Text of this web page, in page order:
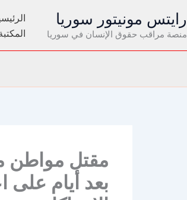
رايتس مونيتور سوريا
منصة مراقب حقوق الإنسان في سوريا
مقتل مواطن
بعد أيام